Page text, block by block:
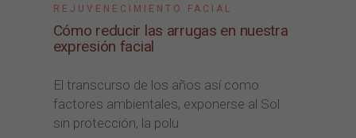
REJUVENECIMIENTO FACIAL
Cómo reducir las arrugas en nuestra
expresión facial
El transcurso de los años así como
factores ambientales, exponerse al Sol
sin protección, la polu